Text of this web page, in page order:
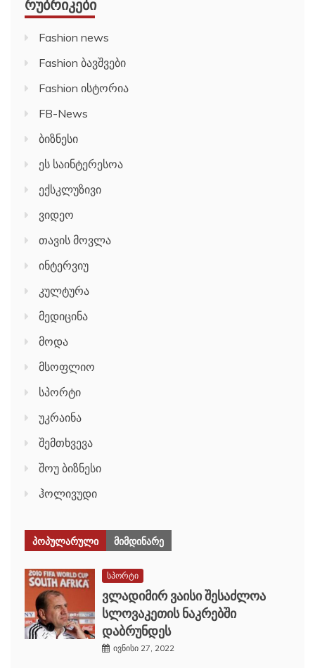
Fashion news
Fashion ბავშვები
Fashion ისტორია
FB-News
ბიზნესი
ეს საინტერესოა
ექსკლუზივი
ვიდეო
თავის მოვლა
ინტერვიუ
კულტურა
მედიცინა
მოდა
მსოფლიო
სპორტი
უკრაინა
შემთხვევა
შოუ ბიზნესი
ჰოლივუდი
ᲞᲝᲞᲣᲚᲐᲠᲣᲚᲘ ᲛᲘᲛᲓᲘᲜᲐᲠᲔ
სპორტი
ვლადიმირ ვაისი შესაძლოა
სლოვაკეთის ნაკრებში
დაბრუნდეს
ივნისი 27, 2022